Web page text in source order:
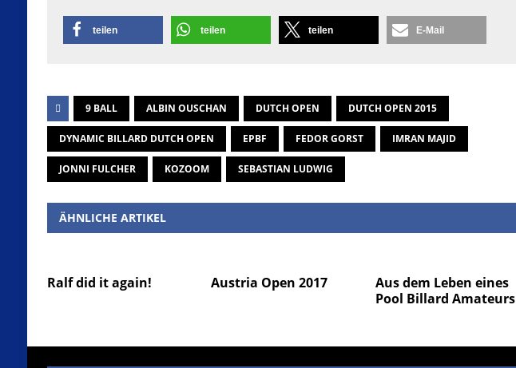
teilen teilen teilen E-Mail
9 BALL ALBIN OUSCHAN DUTCH OPEN DUTCH OPEN 2015
DYNAMIC BILLARD DUTCH OPEN EPBF FEDOR GORST IMRAN MAJID
JONNI FULCHER KOZOOM SEBASTIAN LUDWIG
ÄHNLICHE ARTIKEL
Ralf did it again! Austria Open 2017
Aus dem Leben eines
Pool Billard Amateurs